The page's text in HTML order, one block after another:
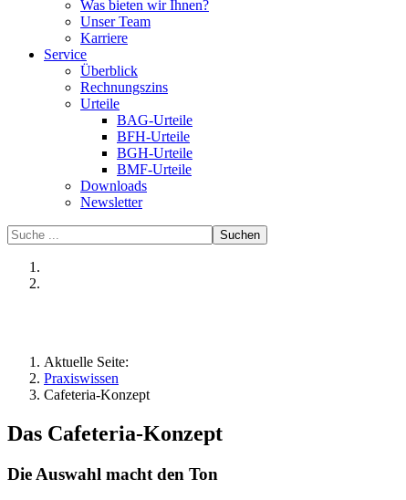
Was bieten wir Ihnen?
Unser Team
Karriere
Service
Überblick
Rechnungszins
Urteile
BAG-Urteile
BFH-Urteile
BGH-Urteile
BMF-Urteile
Downloads
Newsletter
Suchen
Aktuelle Seite:
Praxiswissen
Cafeteria-Konzept
Das Cafeteria-Konzept
Die Auswahl macht den Ton